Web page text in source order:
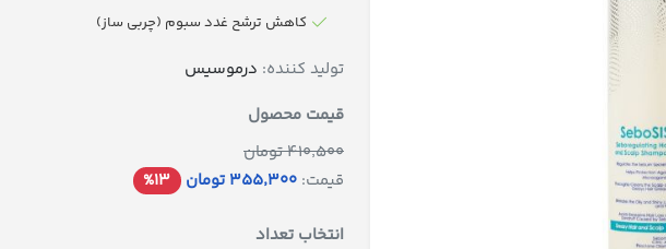
کاهش ترشح غدد سبوم (چربی ساز)
تولید کننده: درموسیس
قیمت محصول
410٬500 تومان
قیمت: 355٬300 تومان %13
انتخاب تعداد